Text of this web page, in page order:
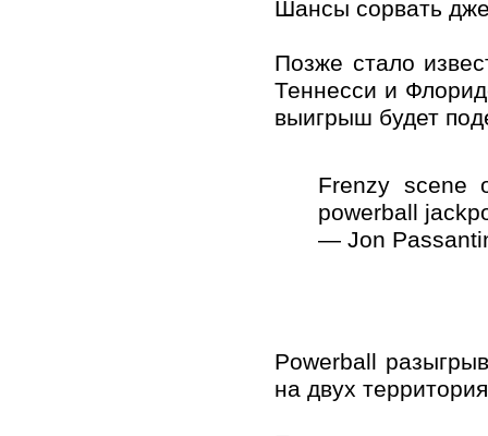
Шансы сорвать
Позже стало
Теннесси и
выигрыш будет
Frenzy scene
powerball
— Jon
Powerball
на двух